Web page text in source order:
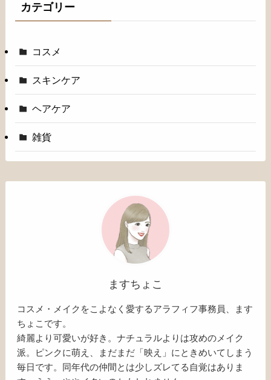
カテゴリー
コスメ
スキンケア
ヘアケア
雑貨
ますちょこ
コスメ・メイクをこよなく愛するアラフィフ事務員、ます
ちょこです。
綺麗より可愛いが好き。ナチュラルよりは攻めのメイク
派。ピンクに萌え、まだまだ「映え」にときめいてしまう
毎日です。同年代の仲間とは少しズレてる自覚はありま